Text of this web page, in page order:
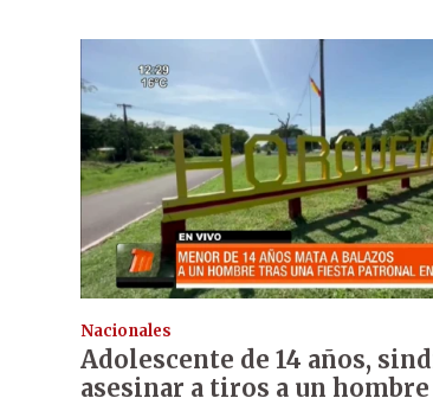
Nacionales
Adolescente de 14 años,
asesinar a tiros a un hombre